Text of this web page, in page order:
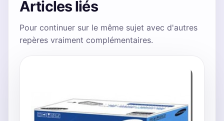
Articles liés
Pour continuer sur le même sujet avec d'autres
repères vraiment complémentaires.